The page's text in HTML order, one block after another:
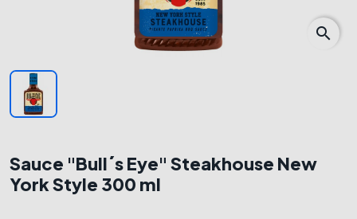
search
Sauce "Bull´s Eye" Steakhouse New
York Style 300 ml